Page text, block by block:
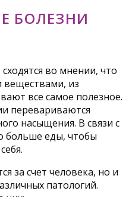
БОЛЕЗНИ
во мнении, что
веществами, из
все самое полезное.
перевариваются
насыщения. В связи с
больше еды, чтобы
за счет человека, но и
патологий.